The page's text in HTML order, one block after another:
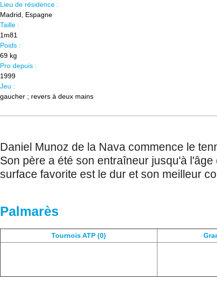
Lieu de résidence :
Madrid, Espagne
Taille :
1m81
Poids :
69 kg
Pro depuis :
1999
Jeu :
gaucher ; revers à deux mains
Daniel Munoz de la Nava commence le
Son père a été son entraîneur jusqu'à l'âge
surface favorite est le dur et son meilleur
Palmarès
Tournois ATP (0)